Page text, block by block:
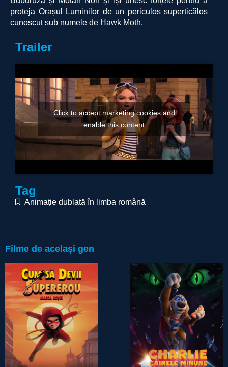
proteja Orașul Luminilor de un periculos superticălos
cunoscut sub numele de Hawk Moth.
Trailer
Click to accept marketing cookies and
enable this content
Tag
Animație dublată în limba română
Filme de același gen